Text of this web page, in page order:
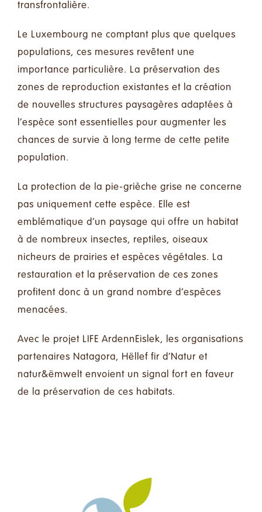
transfrontalière.
Le Luxembourg ne comptant plus que quelques
populations, ces mesures revêtent une
importance particulière. La préservation des
zones de reproduction existantes et la création
de nouvelles structures paysagères adaptées à
l’espèce sont essentielles pour augmenter les
chances de survie à long terme de cette petite
population.
La protection de la pie-grièche grise ne concerne
pas uniquement cette espèce. Elle est
emblématique d’un paysage qui offre un habitat
à de nombreux insectes, reptiles, oiseaux
nicheurs de prairies et espèces végétales. La
restauration et la préservation de ces zones
profitent donc à un grand nombre d’espèces
menacées.
Avec le projet LIFE ArdennEislek, les organisations
partenaires Natagora, Hëllef fir d’Natur et
natur&ëmwelt envoient un signal fort en faveur
de la préservation de ces habitats.